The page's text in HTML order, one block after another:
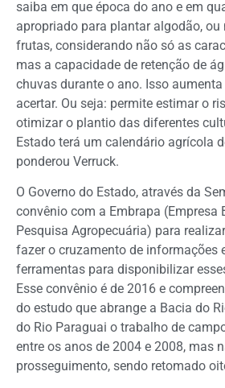
saiba em que época do ano e em
apropriado para plantar algodão, ou
frutas, considerando não só as
mas a capacidade de retenção de
chuvas durante o ano. Isso
acertar. Ou seja: permite estimar o
otimizar o plantio das diferentes
Estado terá um calendário agrícola
ponderou Verruck.
O Governo do Estado, através da
convênio com a Embrapa (Empresa
Pesquisa Agropecuária) para
fazer o cruzamento de informações
ferramentas para disponibilizar
Esse convênio é de 2016 e
do estudo que abrange a Bacia do
do Rio Paraguai o trabalho de
entre os anos de 2004 e 2008, mas
prosseguimento, sendo retomado